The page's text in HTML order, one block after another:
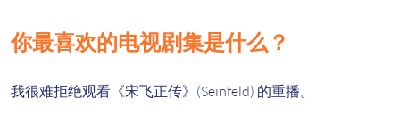
你最喜欢的电视剧集是什么？
我很难拒绝观看《宋飞正传》(Seinfeld) 的重播。